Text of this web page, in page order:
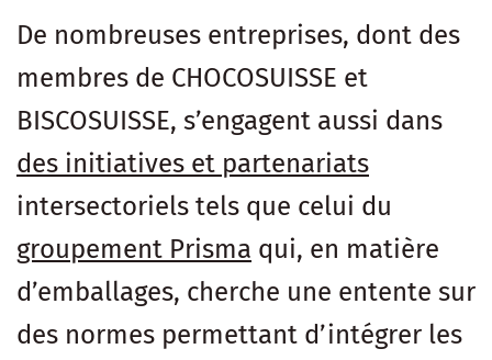
De nombreuses entreprises, dont des
membres de CHOCOSUISSE et
BISCOSUISSE, s’engagent aussi dans
des initiatives et partenariats
intersectoriels tels que celui du
groupement Prisma qui, en matière
d’emballages, cherche une entente sur
des normes permettant d’intégrer les